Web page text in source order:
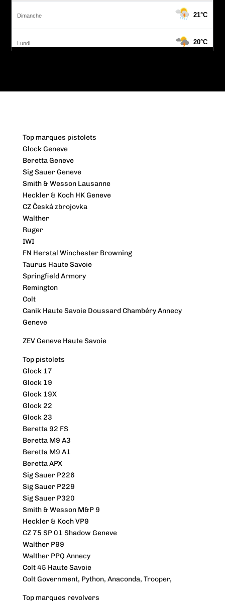
Top marques pistolets
Glock Geneve
Beretta Geneve
Sig Sauer Geneve
Smith & Wesson Lausanne
Heckler & Koch HK Geneve
CZ Česká zbrojovka
Walther
Ruger
IWI
FN Herstal Winchester Browning
Taurus Haute Savoie
Springfield Armory
Remington
Colt
Canik Haute Savoie Doussard Chambéry Annecy
Geneve
ZEV Geneve Haute Savoie
Top pistolets
Glock 17
Glock 19
Glock 19X
Glock 22
Glock 23
Beretta 92 FS
Beretta M9 A3
Beretta M9 A1
Beretta APX
Sig Sauer P226
Sig Sauer P229
Sig Sauer P320
Smith & Wesson M&P 9
Heckler & Koch VP9
CZ 75 SP 01 Shadow Geneve
Walther P99
Walther PPQ Annecy
Colt 45 Haute Savoie
Colt Government, Python, Anaconda, Trooper,
Top marques revolvers